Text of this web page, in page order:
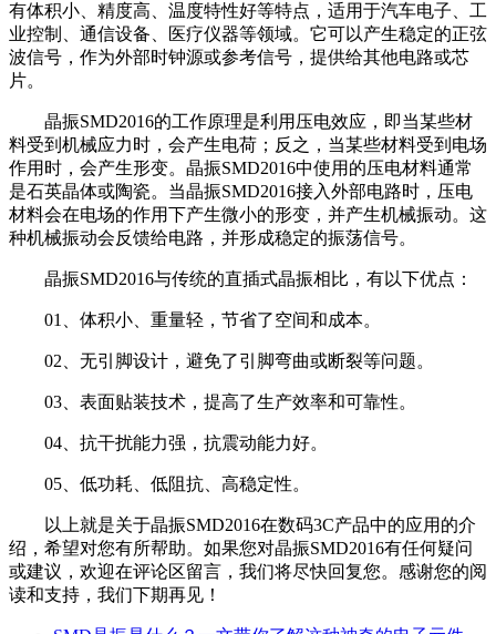
有体积小、精度高、温度特性好等特点，适用于汽车电子、工
业控制、通信设备、医疗仪器等领域。它可以产生稳定的正弦
波信号，作为外部时钟源或参考信号，提供给其他电路或芯
片。
晶振SMD2016的工作原理是利用压电效应，即当某些材
料受到机械应力时，会产生电荷；反之，当某些材料受到电场
作用时，会产生形变。晶振SMD2016中使用的压电材料通常
是石英晶体或陶瓷。当晶振SMD2016接入外部电路时，压电
材料会在电场的作用下产生微小的形变，并产生机械振动。这
种机械振动会反馈给电路，并形成稳定的振荡信号。
晶振SMD2016与传统的直插式晶振相比，有以下优点：
01、体积小、重量轻，节省了空间和成本。
02、无引脚设计，避免了引脚弯曲或断裂等问题。
03、表面贴装技术，提高了生产效率和可靠性。
04、抗干扰能力强，抗震动能力好。
05、低功耗、低阻抗、高稳定性。
以上就是关于晶振SMD2016在数码3C产品中的应用的介
绍，希望对您有所帮助。如果您对晶振SMD2016有任何疑问
或建议，欢迎在评论区留言，我们将尽快回复您。感谢您的阅
读和支持，我们下期再见！